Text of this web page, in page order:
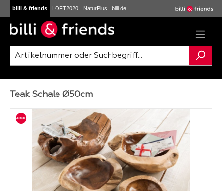
Zum Hauptinhalt springen
billi & friends LOFT2020 NaturPlus billi.de
Bildergalerie überspringen
Teak Schale Ø50cm